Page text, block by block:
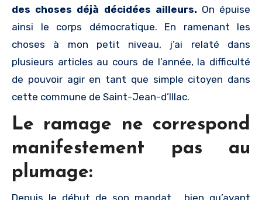
des choses déjà décidées ailleurs. On épuise
ainsi le corps démocratique. En ramenant les
choses à mon petit niveau, j’ai relaté dans
plusieurs articles au cours de l’année, la difficulté
de pouvoir agir en tant que simple citoyen dans
cette commune de Saint-Jean-d’Illac.
Le ramage ne correspond
manifestement pas au
plumage:
Depuis le début de son mandat, bien qu’ayant